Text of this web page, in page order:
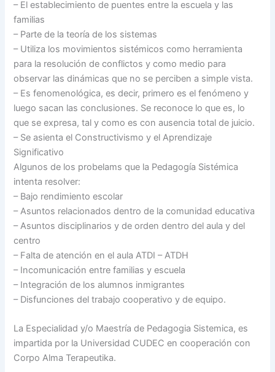
– El establecimiento de puentes entre la escuela y las
familias
– Parte de la teoría de los sistemas
– Utiliza los movimientos sistémicos como herramienta
para la resolución de conflictos y como medio para
observar las dinámicas que no se perciben a simple vista.
– Es fenomenológica, es decir, primero es el fenómeno y
luego sacan las conclusiones. Se reconoce lo que es, lo
que se expresa, tal y como es con ausencia total de juicio.
– Se asienta el Constructivismo y el Aprendizaje
Significativo
Algunos de los probelams que la Pedagogía Sistémica
intenta resolver:
– Bajo rendimiento escolar
– Asuntos relacionados dentro de la comunidad educativa
– Asuntos disciplinarios y de orden dentro del aula y del
centro
– Falta de atención en el aula ATDI – ATDH
– Incomunicación entre familias y escuela
– Integración de los alumnos inmigrantes
– Disfunciones del trabajo cooperativo y de equipo.
La Especialidad y/o Maestría de Pedagogia Sistemica, es
impartida por la Universidad CUDEC en cooperación con
Corpo Alma Terapeutika.